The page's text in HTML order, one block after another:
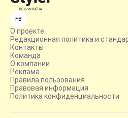
FB
О проекте
Редакционная политика и
Контакты
Команда
О компании
Реклама
Правила пользования
Правовая информация
Политика конфиденциальности